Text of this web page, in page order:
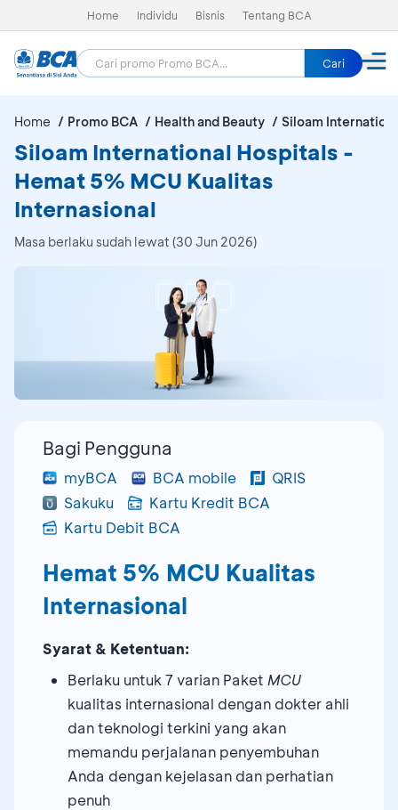
Home Individu Bisnis Tentang BCA
Cari
Home Promo BCA Health and Beauty Siloam
Siloam International Hospitals -
Hemat 5% MCU Kualitas
Internasional
Masa berlaku sudah lewat (30 Jun 2026)
Bagi Pengguna
myBCA BCA mobile
QRIS
Sakuku
Kartu Kredit BCA
Kartu Debit BCA
Hemat 5% MCU Kualitas
Internasional
Syarat & Ketentuan:
Berlaku untuk 7 varian Paket MCU
kualitas internasional dengan dokter ahli
dan teknologi terkini yang akan
memandu perjalanan penyembuhan
Anda dengan kejelasan dan perhatian
penuh